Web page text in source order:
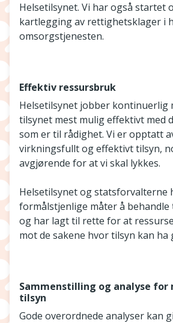
Helsetilsynet. Vi har også startet
kartlegging av rettighetsklager i
omsorgstjenesten.
Effektiv ressursbruk
Helsetilsynet jobber kontinuerlig
tilsynet mest mulig effektivt med
som er til rådighet. Vi er opptatt
virkningsfullt og effektivt tilsyn,
avgjørende for at vi skal lykkes.
Helsetilsynet og statsforvalterne
formålstjenlige måter å behandle
og har lagt til rette for at
mot de sakene hvor tilsyn kan ha
Sammenstilling og analyse
tilsyn
Gode overordnede analyser kan